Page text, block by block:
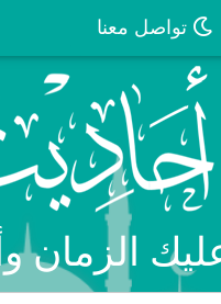
تواصل معنا
الزمان